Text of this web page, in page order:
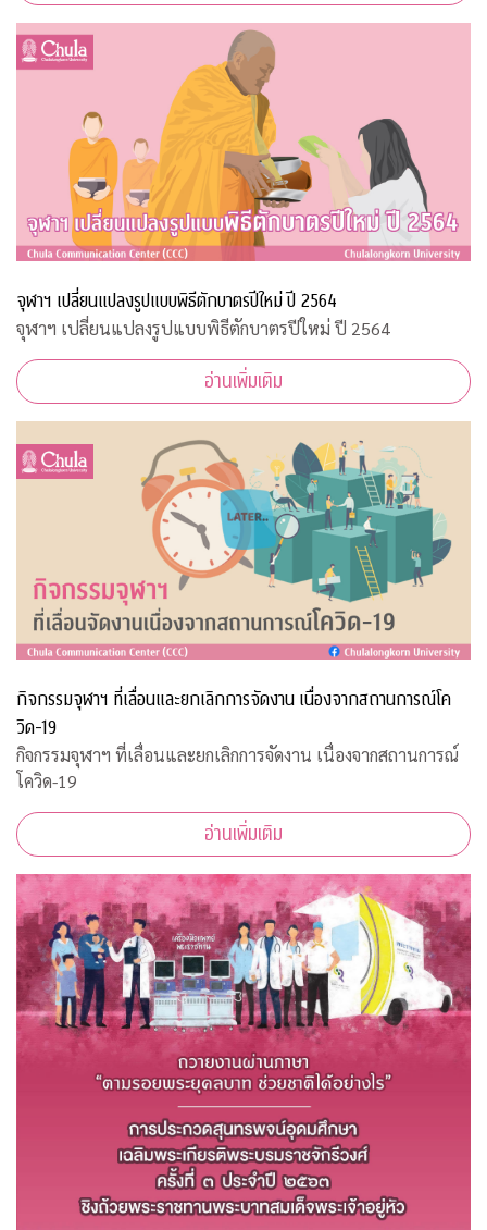
จุฬาฯ เปลี่ยนแปลงรูปแบบพิธีตักบาตรปีใหม่ ปี 2564
จุฬาฯ เปลี่ยนแปลงรูปแบบพิธีตักบาตรปีใหม่ ปี 2564
อ่านเพิ่มเติม
กิจกรรมจุฬาฯ ที่เลื่อนและยกเลิกการจัดงาน เนื่องจากสถานการณ์โค
วิด-19
กิจกรรมจุฬาฯ ที่เลื่อนและยกเลิกการจัดงาน เนื่องจากสถานการณ์
โควิด-19
อ่านเพิ่มเติม